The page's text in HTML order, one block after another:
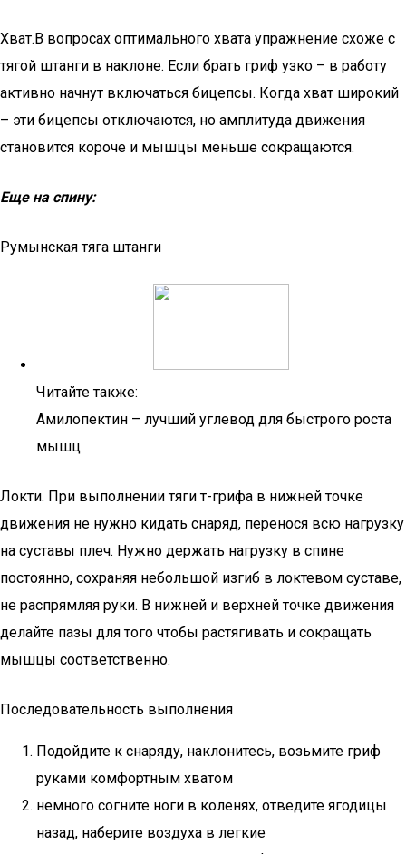
Хват.В вопросах оптимального хвата упражнение схоже с
тягой штанги в наклоне. Если брать гриф узко – в работу
активно начнут включаться бицепсы. Когда хват широкий
– эти бицепсы отключаются, но амплитуда движения
становится короче и мышцы меньше сокращаются.
Еще на спину:
Румынская тяга штанги
Читайте также:
Амилопектин – лучший углевод для быстрого роста
мышц
Локти. При выполнении тяги т-грифа в нижней точке
движения не нужно кидать снаряд, перенося всю нагрузку
на суставы плеч. Нужно держать нагрузку в спине
постоянно, сохраняя небольшой изгиб в локтевом суставе,
не распрямляя руки. В нижней и верхней точке движения
делайте пазы для того чтобы растягивать и сокращать
мышцы соответственно.
Последовательность выполнения
Подойдите к снаряду, наклонитесь, возьмите гриф
руками комфортным хватом
немного согните ноги в коленях, отведите ягодицы
назад, наберите воздуха в легкие